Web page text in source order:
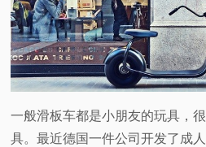
快
讯
测
一般滑板车都是小朋友的玩具，
具。最近德国一件公司开发了成